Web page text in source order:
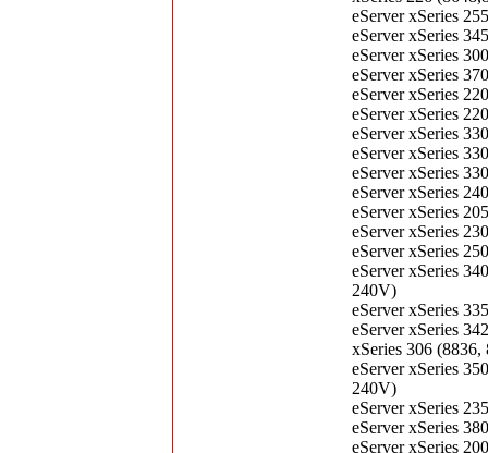
eServer xSeries
eServer xSeries
eServer xSeries
eServer xSeries
eServer xSeries
eServer xSeries
eServer xSeries
eServer xSeries
eServer xSeries
eServer xSeries
eServer xSeries
eServer xSeries
eServer xSeries
eServer xSeries
240V)
eServer xSeries
eServer xSeries
xSeries 306
eServer xSeries
240V)
eServer xSeries
eServer xSeries
eServer xSeries